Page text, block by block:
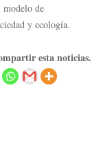
modelo de
y ecología.
esta noticias.